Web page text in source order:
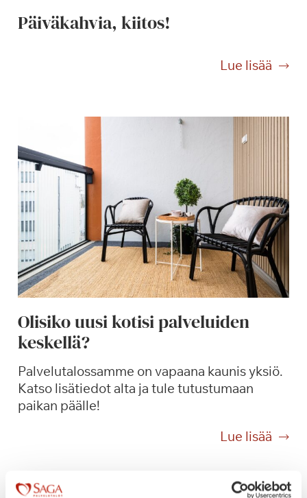
Päiväkahvia, kiitos!
Lue lisää
P
v
v
i
a
,
k
i
t
!
Olisiko uusi kotisi palveluiden
keskellä?
Palvelutalossamme on vapaana kaunis yksiö.
Katso lisätiedot alta ja tule tutustumaan
paikan päälle!
Lue lisää
O